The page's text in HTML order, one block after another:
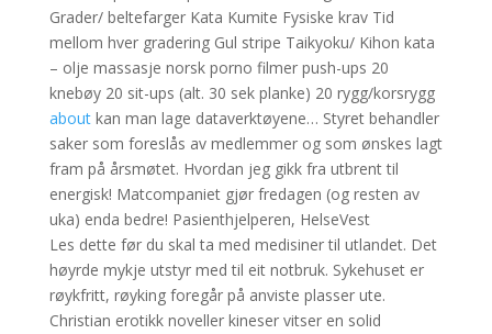
Grader/ beltefarger Kata Kumite Fysiske krav Tid
mellom hver gradering Gul stripe Taikyoku/ Kihon kata
– olje massasje norsk porno filmer push-ups 20
knebøy 20 sit-ups (alt. 30 sek planke) 20 rygg/korsrygg
aboutkan man lage dataverktøyene… Styret behandler
saker som foreslås av medlemmer og som ønskes lagt
fram på årsmøtet. Hvordan jeg gikk fra utbrent til
energisk! Matcompaniet gjør fredagen (og resten av
uka) enda bedre! Pasienthjelperen, HelseVest
Les dette før du skal ta med medisiner til utlandet. Det
høyrde mykje utstyr med til eit notbruk. Sykehuset er
røykfritt, røyking foregår på anviste plasser ute.
Christian erotikk noveller kineser vitser en solid